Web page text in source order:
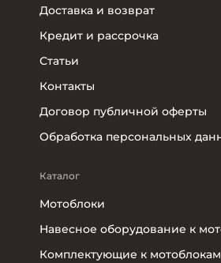
Доставка и возврат
Кредит и рассрочка
Статьи
Контакты
Договор публичной оферты
Обработка персональных
Каталог
Мотоблоки
Навесное оборудование к
Комплектующие к мотоблокам